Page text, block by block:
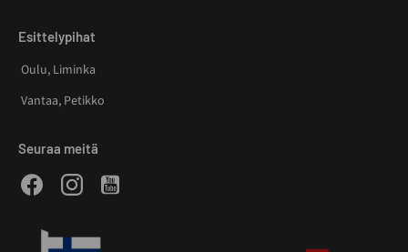
Esittelypihat
Oulu, Liminka
Vantaa, Petikko
Seuraa meitä
FacebookInstagramYoutube